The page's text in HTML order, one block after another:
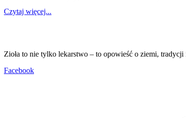
Czytaj więcej...
Zioła to nie tylko lekarstwo – to opowieść o ziemi, tradycji
Facebook